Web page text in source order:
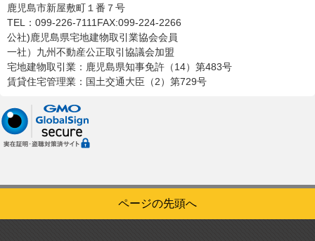
鹿児島市新屋敷町１番７号
TEL：099-226-7111 FAX:099-224-2266
公社)鹿児島県宅地建物取引業協会会員
一社）九州不動産公正取引協議会加盟
宅地建物取引業：鹿児島県知事免許（14）第483号
賃貸住宅管理業：国土交通大臣（2）第729号
ページの先頭へ